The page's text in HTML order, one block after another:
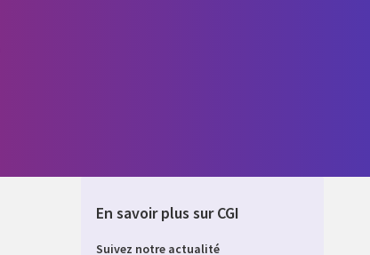
En savoir plus sur CGI
Suivez notre actualité